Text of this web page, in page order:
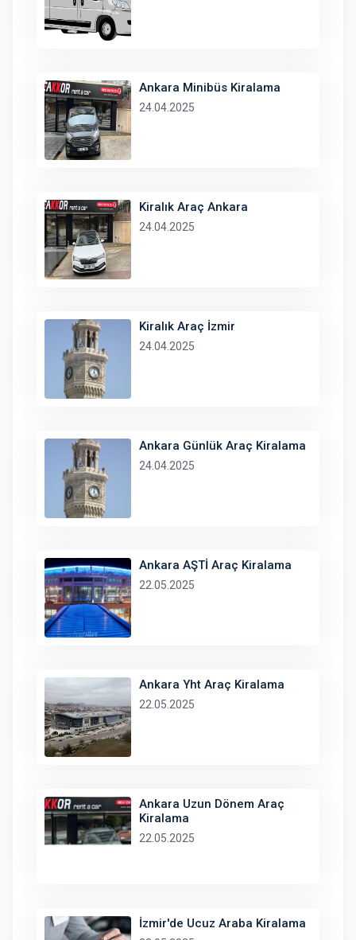
Ankara Minibüs Kiralama
24.04.2025
Kiralık Araç Ankara
24.04.2025
Kiralık Araç İzmir
24.04.2025
Ankara Günlük Araç Kiralama
24.04.2025
Ankara AŞTİ Araç Kiralama
22.05.2025
Ankara Yht Araç Kiralama
22.05.2025
Ankara Uzun Dönem Araç
Kiralama
22.05.2025
İzmir'de Ucuz Araba Kiralama